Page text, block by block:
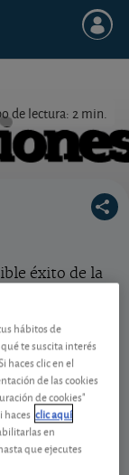
de lectura: 2 min.
éxito de la
para el
hábitos de
te suscita interés
haces clic en el
de las cookies
de cookies"
haces clic aquí
en
que ejecutes